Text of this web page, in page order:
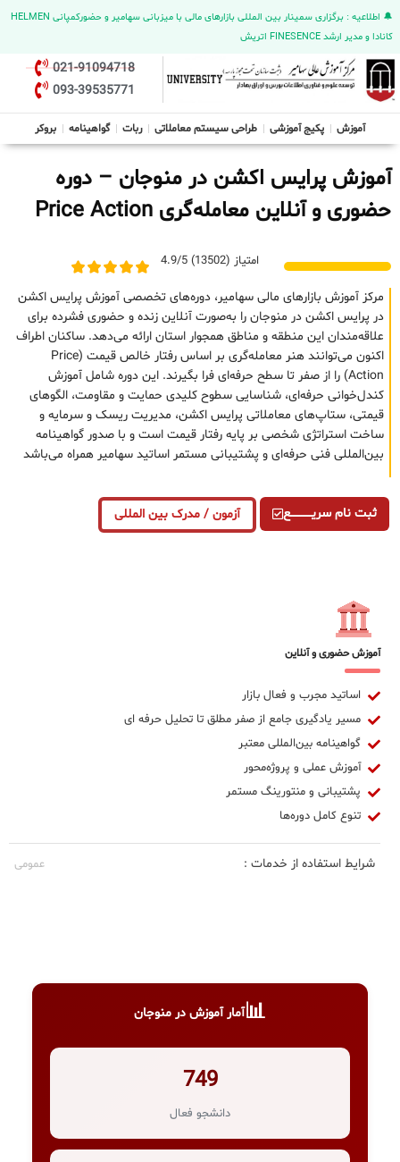
🔔 اطلاعیه : برگزاری سمینار بین المللی بازارهای مالی با میزبانی سهامیر و حضورکمپانی HELMEN
کانادا و مدیر ارشد FINESENCE اتریش
021-91094718
093-39535771
آموزش پکیج آموزشی طراحی سیستم معاملاتی ربات گواهینامه بروکر
آموزش پرایس اکشن در منوجان – دوره
حضوری و آنلاین معامله‌گری Price Action
امتیاز (13502) 4.9/5
مرکز آموزش بازارهای مالی سهامیر، دوره‌های تخصصی آموزش پرایس اکشن
در پرایس اکشن در منوجان را به‌صورت آنلاین زنده و حضوری فشرده برای
علاقه‌مندان این منطقه و مناطق همجوار استان ارائه می‌دهد. ساکنان اطراف
اکنون می‌توانند هنر معامله‌گری بر اساس رفتار خالص قیمت (Price
Action) را از صفر تا سطح حرفه‌ای فرا بگیرند. این دوره شامل آموزش
کندل‌خوانی حرفه‌ای، شناسایی سطوح کلیدی حمایت و مقاومت، الگوهای
قیمتی، ستاپ‌های معاملاتی پرایس اکشن، مدیریت ریسک و سرمایه و
ساخت استراتژی شخصی بر پایه رفتار قیمت است و با صدور گواهینامه
بین‌المللی فنی حرفه‌ای و پشتیبانی مستمر اساتید سهامیر همراه می‌باشد
ثبت نام سریــــــــــــع آزمون / مدرک بین المللی
آموزش حضوری و آنلاین
اساتید مجرب و فعال بازار
مسیر یادگیری جامع از صفر مطلق تا تحلیل حرفه ای
گواهینامه بین‌المللی معتبر
آموزش عملی و پروژه‌محور
پشتیبانی و منتورینگ مستمر
تنوع کامل دوره‌ها
شرایط استفاده از خدمات : عمومی
📊آمار آموزش در منوجان
749
دانشجو فعال